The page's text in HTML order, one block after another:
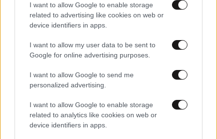
I want to allow Google to enable storage
related to advertising like cookies on web or
device identifiers in apps.
I want to allow my user data to be sent to
Google for online advertising purposes.
I want to allow Google to send me
personalized advertising.
I want to allow Google to enable storage
related to analytics like cookies on web or
device identifiers in apps.